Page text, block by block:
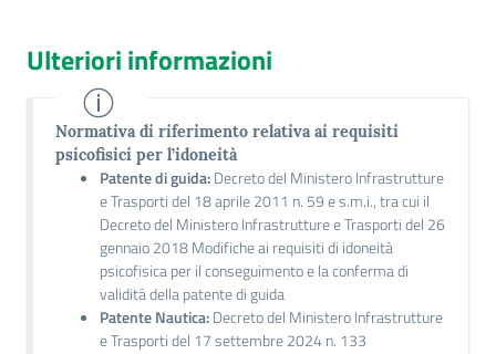
Ulteriori informazioni
Normativa di riferimento relativa ai requisiti
psicofisici per l’idoneità
Patente di guida:Decreto del Ministero Infrastrutture
e Trasporti del 18 aprile 2011 n. 59 e s.m.i., tra cui il
Decreto del Ministero Infrastrutture e Trasporti del 26
gennaio 2018 Modifiche ai requisiti di idoneità
psicofisica per il conseguimento e la conferma di
validità della patente di guida
Patente Nautica:Decreto del Ministero Infrastrutture
e Trasporti del 17 settembre 2024 n. 133